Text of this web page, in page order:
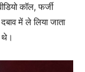
कॉल, फर्जी
में ले लिया जाता
थे।